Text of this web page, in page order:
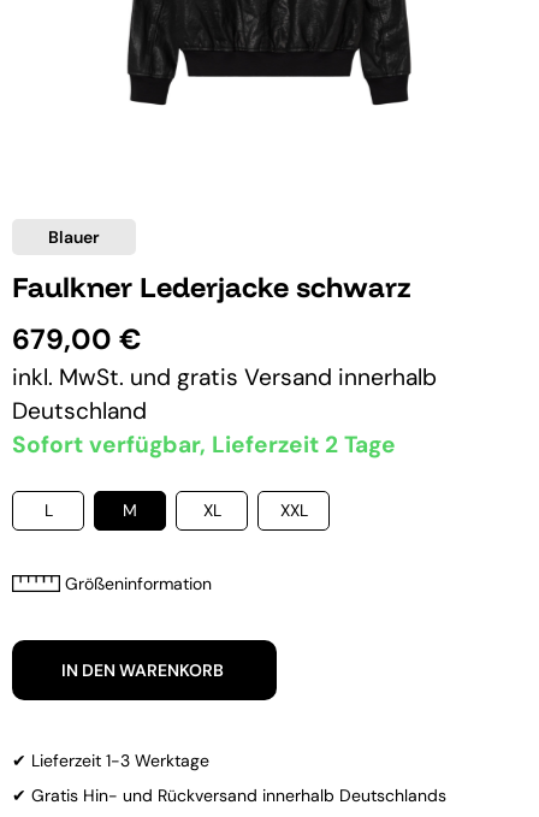
Blauer
Faulkner Lederjacke schwarz
679,00 €
inkl. MwSt. und gratis Versand innerhalb
Deutschland
Sofort verfügbar, Lieferzeit 2 Tage
L M XL XXL
Größeninformation
IN DEN WARENKORB
✔ Lieferzeit 1-3 Werktage
✔ Gratis Hin- und Rückversand innerhalb Deutschlands